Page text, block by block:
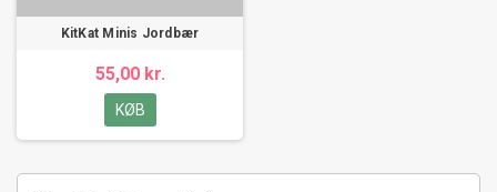
KitKat Minis Jordbær
55,00 kr.
KØB